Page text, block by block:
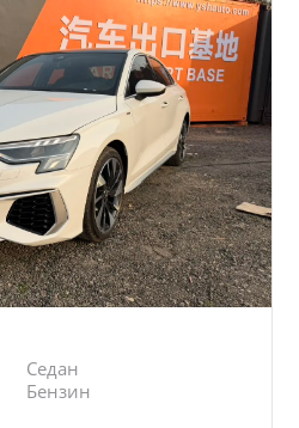
Седан
Бензин